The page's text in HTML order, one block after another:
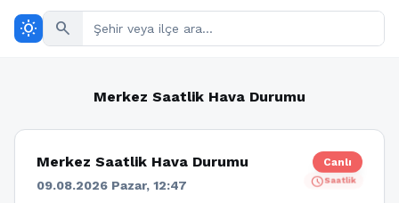
wb_sunny search
Merkez Saatlik Hava Durumu
Merkez Saatlik Hava Durumu
09.08.2026 Pazar, 12:47
Canlı
scheduleSaatlik